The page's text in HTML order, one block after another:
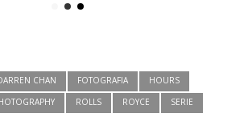
CHAN FOTOGRAFIA
HOURS
ROLLS ROYCE
SERIE